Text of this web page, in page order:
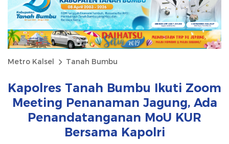
Metro Kalsel Tanah Bumbu
Kapolres Tanah Bumbu Ikuti Zoom
Meeting Penanaman Jagung, Ada
Penandatanganan MoU KUR
Bersama Kapolri